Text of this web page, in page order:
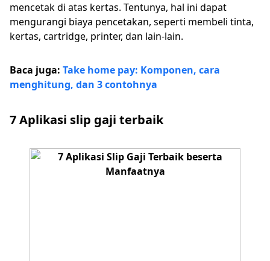
mencetak di atas kertas. Tentunya, hal ini dapat
mengurangi biaya pencetakan, seperti membeli tinta,
kertas, cartridge, printer, dan lain-lain.
Baca juga: Take home pay: Komponen, cara
menghitung, dan 3 contohnya
7 Aplikasi slip gaji terbaik